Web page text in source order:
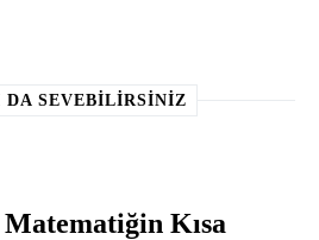
DA SEVEBILIRSINIZ
Kısa